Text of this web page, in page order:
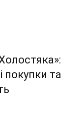
покупки та